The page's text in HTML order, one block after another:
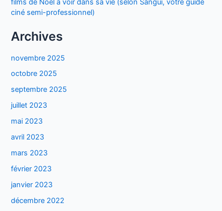
films de Noël à voir dans sa vie (selon Sangui, votre guide
ciné semi-professionnel)
Archives
novembre 2025
octobre 2025
septembre 2025
juillet 2023
mai 2023
avril 2023
mars 2023
février 2023
janvier 2023
décembre 2022